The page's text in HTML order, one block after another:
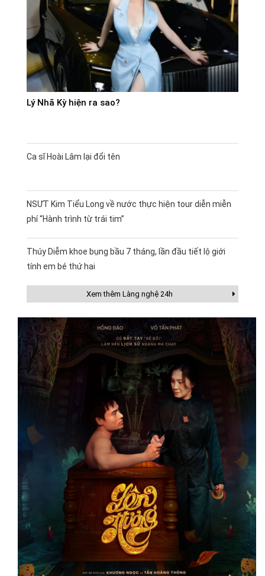
Lý Nhã Kỳ hiện ra sao?
Ca sĩ Hoài Lâm lại đổi tên
NSƯT Kim Tiểu Long về nước thực hiện tour diễn miễn
phí “Hành trình từ trái tim”
Thúy Diễm khoe bụng bầu 7 tháng, lần đầu tiết lộ giới
tính em bé thứ hai
Xem thêm Làng nghệ 24h